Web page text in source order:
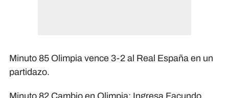
Minuto 85 Olimpia vence 3-2 al Real España en un
partidazo.